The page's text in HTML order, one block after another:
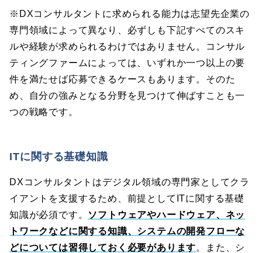
※DXコンサルタントに求められる能力は志望先企業の
専門領域によって異なり、必ずしも下記すべてのスキ
ルや経験が求められるわけではありません。コンサル
ティングファームによっては、いずれか一つ以上の要
件を満たせば応募できるケースもあります。そのた
め、自分の強みとなる分野を見つけて伸ばすことも一
つの戦略です。
ITに関する基礎知識
DXコンサルタントはデジタル領域の専門家としてクラ
イアントを支援するため、前提としてITに関する基礎
知識が必須です。 ソフトウェアやハードウェア、ネッ
トワークなどに関する知識、システムの開発フローな
どについては習得しておく必要があります。また、シ